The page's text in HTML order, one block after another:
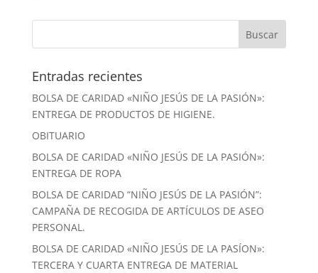
Entradas recientes
BOLSA DE CARIDAD «NIÑO JESÚS DE LA PASIÓN»:
ENTREGA DE PRODUCTOS DE HIGIENE.
OBITUARIO
BOLSA DE CARIDAD «NIÑO JESÚS DE LA PASIÓN»:
ENTREGA DE ROPA
BOLSA DE CARIDAD “NIÑO JESÚS DE LA PASIÓN”:
CAMPAÑA DE RECOGIDA DE ARTÍCULOS DE ASEO
PERSONAL.
BOLSA DE CARIDAD «NIÑO JESÚS DE LA PASÍON»:
TERCERA Y CUARTA ENTREGA DE MATERIAL